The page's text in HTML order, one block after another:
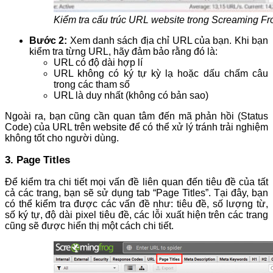
Kiểm tra cấu trúc URL website trong Screaming
Bước 2: Xem danh sách địa chỉ URL của bạn. Khi bạn
kiểm tra từng URL, hãy đảm bảo rằng đó là:
URL có độ dài hợp lí
URL không có ký tự kỳ lạ hoặc dấu chấm câu
trong các tham số
URL là duy nhất (không có bản sao)
Ngoài ra, bạn cũng cần quan tâm đến mã phản hồi (Status
Code) của URL trên website để có thể xử lý tránh trải nghiệm
không tốt cho người dùng.
3. Page Titles
Để kiểm tra chi tiết mọi vấn đề liên quan đến tiêu đề của tất
cả các trang, bạn sẽ sử dụng tab “Page Titles”. Tại đây, bạn
có thể kiểm tra được các vấn đề như: tiêu đề, số lượng từ,
số ký tự, độ dài pixel tiêu đề, các lỗi xuất hiện trên các trang
cũng sẽ được hiển thị một cách chi tiết.